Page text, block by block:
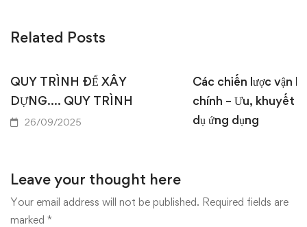
Related Posts
QUY TRÌNH ĐỂ XÂY
DỰNG…. QUY TRÌNH
26/09/2025
Các chiến lược vận
chính – Ưu, khuyết
dụ ứng dụng
Leave your thought here
Your email address will not be published. Required fields are
marked *